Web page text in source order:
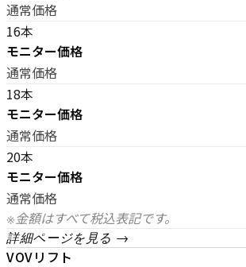
通常価格
16本
モニター価格
通常価格
18本
モニター価格
通常価格
20本
モニター価格
通常価格
※金額はすべて税込表記です。
詳細ページを見る →
VOVリフト